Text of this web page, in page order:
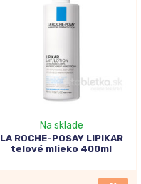
Na sklade
LA ROCHE-POSAY LIPIKAR
telové mlieko 400ml